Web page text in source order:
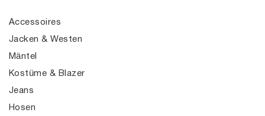
Accessoires
Jacken & Westen
Mäntel
Kostüme & Blazer
Jeans
Hosen